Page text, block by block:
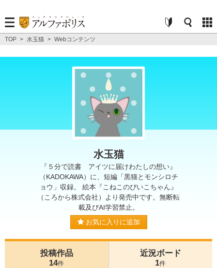
TOP > 水玉猫 > Webコンテンツ
水玉猫
『５分で読書 アイツに届けわたしの想い』
（KADOKAWA）に、短編「黒猫とモンシロチ
ョウ」収録。 絵本『こねこのぴいこちゃん』
（ころから株式会社）より発売中です。無断転
載及びAI学習禁止。
お気に入りに追加
投稿作品
14件
近況ボード
1件